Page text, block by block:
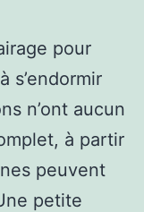
pour
s’endormir
n’ont aucun
à partir
peuvent
petite